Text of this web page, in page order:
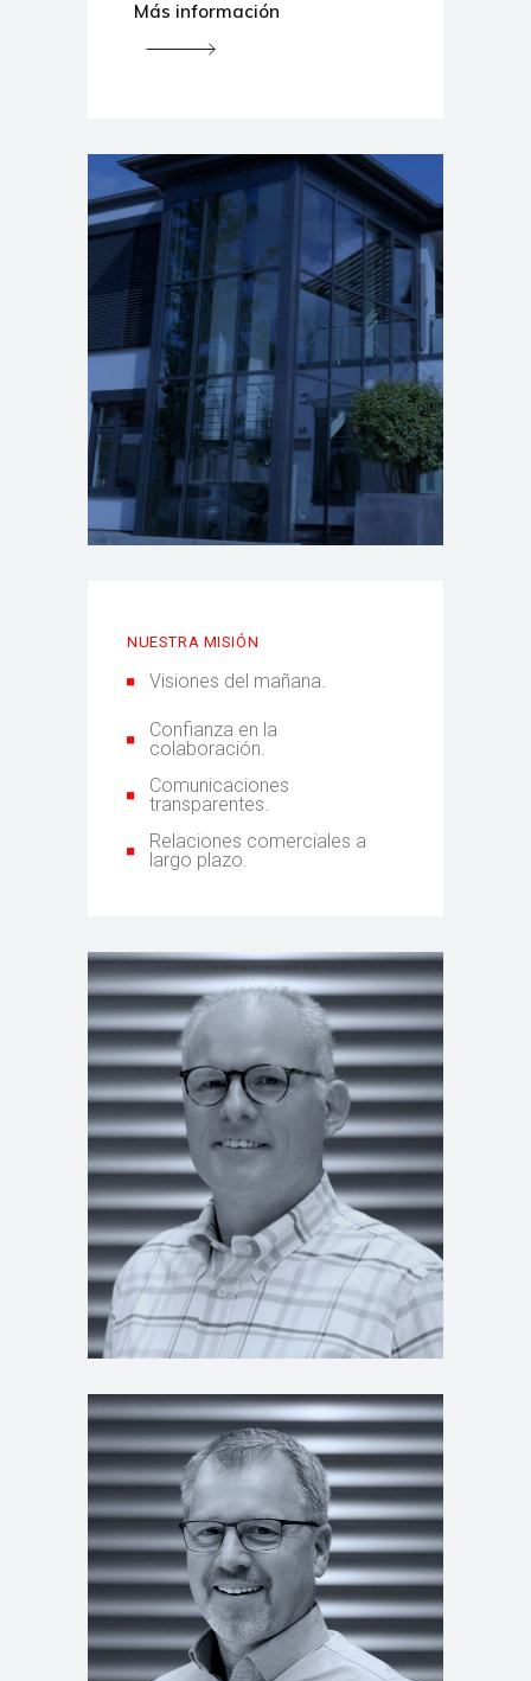
Más información
NUESTRA MISIÓN
Visiones del mañana.
Confianza en la
colaboración.
Comunicaciones
transparentes.
Relaciones comerciales a
largo plazo.